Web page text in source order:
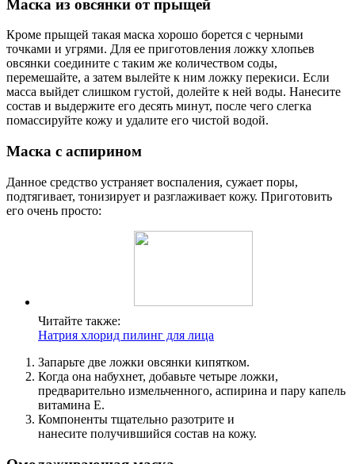
Маска из овсянки от прыщей
Кроме прыщей такая маска хорошо борется с черными
точками и угрями. Для ее приготовления ложку хлопьев
овсянки соедините с таким же количеством соды,
перемешайте, а затем вылейте к ним ложку перекиси. Если
масса выйдет слишком густой, долейте к ней воды. Нанесите
состав и выдержите его десять минут, после чего слегка
помассируйте кожу и удалите его чистой водой.
Маска с аспирином
Данное средство устраняет воспаления, сужает поры,
подтягивает, тонизирует и разглаживает кожу. Приготовить
его очень просто:
Читайте также:
Натрия хлорид пилинг для лица
Запарьте две ложки овсянки кипятком.
Когда она набухнет, добавьте четыре ложки,
предварительно измельченного, аспирина и пару капель
витамина Е.
Компоненты тщательно разотрите и
нанесите получившийся состав на кожу.